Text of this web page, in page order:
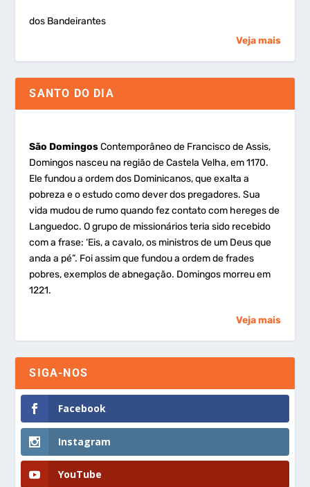
dos Bandeirantes
Veja mais
SANTO DO DIA
São DomingosContemporâneo de Francisco de Assis,
Domingos nasceu na região de Castela Velha, em 1170.
Ele fundou a ordem dos Dominicanos, que exalta a
pobreza e o estudo como dever dos pregadores. Sua
vida mudou de rumo quando fez contato com hereges de
Languedoc. O grupo de missionários teria sido recebido
com a frase: ‘Eis, a cavalo, os ministros de um Deus que
anda a pé”. Foi assim que fundou a ordem de frades
pobres, exemplos de abnegação. Domingos morreu em
1221.
Veja mais
SIGA-NOS
Facebook
Instagram
YouTube